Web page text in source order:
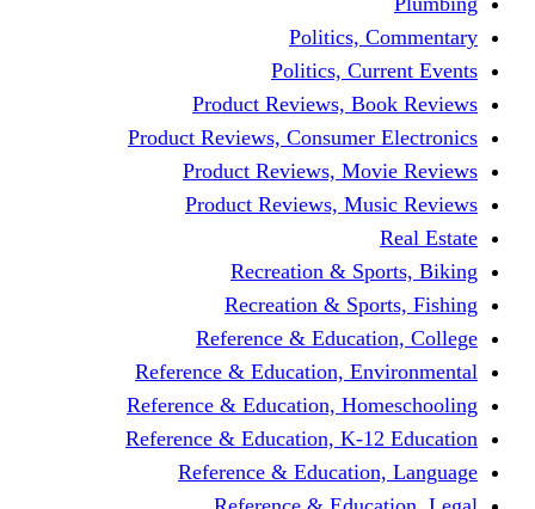
Politics,
Politics,
Product Reviews,
Product Reviews,
Product Reviews,
Product Reviews,
Recreation &
Recreation &
Reference &
Reference & Education,
Reference & Education,
Reference & Education, K-
Reference &